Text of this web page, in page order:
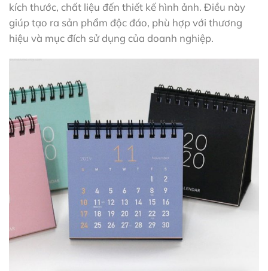
kích thước, chất liệu đến thiết kế hình ảnh. Điều này
giúp tạo ra sản phẩm độc đáo, phù hợp với thương
hiệu và mục đích sử dụng của doanh nghiệp.